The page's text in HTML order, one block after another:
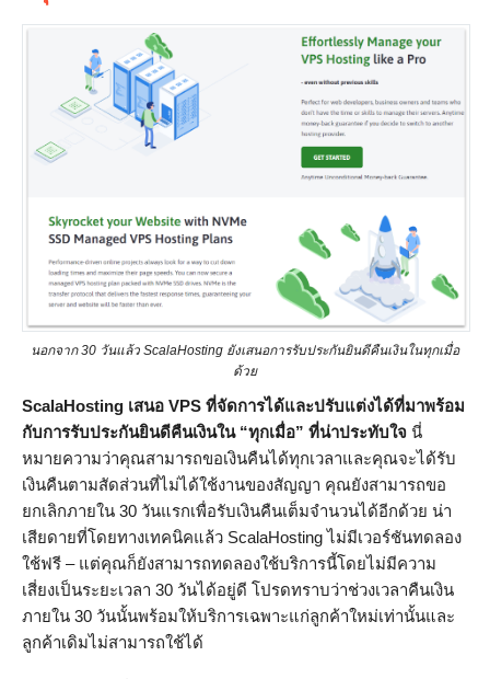
นอกจาก 30 วันแล้ว ScalaHosting ยังเสนอการรับประกันยินดีคืนเงินในทุกเมื่อ
ด้วย
ScalaHosting เสนอ VPS ที่จัดการได้และปรับแต่งได้ที่มาพร้อม
กับการรับประกันยินดีคืนเงินใน “ทุกเมื่อ” ที่น่าประทับใจ นี่
หมายความว่าคุณสามารถขอเงินคืนได้ทุกเวลาและคุณจะได้รับ
เงินคืนตามสัดส่วนที่ไม่ได้ใช้งานของสัญญา คุณยังสามารถขอ
ยกเลิกภายใน 30 วันแรกเพื่อรับเงินคืนเต็มจำนวนได้อีกด้วย น่า
เสียดายที่โดยทางเทคนิคแล้ว ScalaHosting ไม่มีเวอร์ชันทดลอง
ใช้ฟรี – แต่คุณก็ยังสามารถทดลองใช้บริการนี้โดยไม่มีความ
เสี่ยงเป็นระยะเวลา 30 วันได้อยู่ดี โปรดทราบว่าช่วงเวลาคืนเงิน
ภายใน 30 วันนั้นพร้อมให้บริการเฉพาะแก่ลูกค้าใหม่เท่านั้นและ
ลูกค้าเดิมไม่สามารถใช้ได้